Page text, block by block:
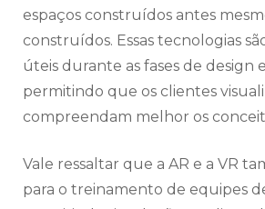
espaços construídos antes
construídos. Essas tecnologias
úteis durante as fases de design
permitindo que os clientes
compreendam melhor os
Vale ressaltar que a AR e a VR
para o treinamento de equipes